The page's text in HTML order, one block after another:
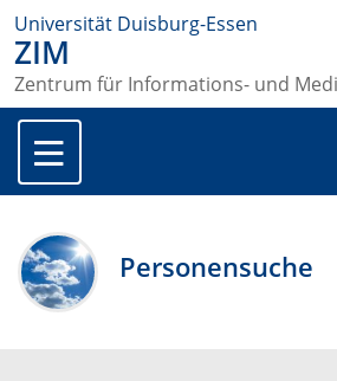
Universität Duisburg-Essen
ZIM
Zentrum für Informations- und
Personensuche